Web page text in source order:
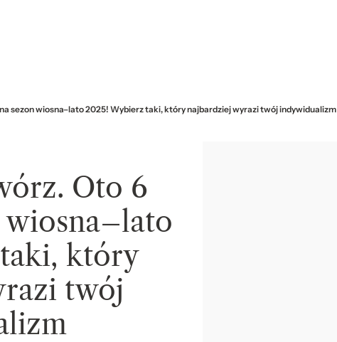
sezon wiosna–lato 2025! Wybierz taki, który najbardziej wyrazi twój indywidualizm
Oto 6
wiosna–lato
który
twój